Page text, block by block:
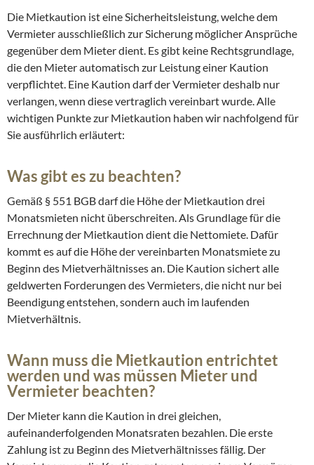
Die Mietkaution ist eine Sicherheitsleistung, welche dem
Vermieter ausschließlich zur Sicherung möglicher Ansprüche
gegenüber dem Mieter dient. Es gibt keine Rechtsgrundlage,
die den Mieter automatisch zur Leistung einer Kaution
verpflichtet. Eine Kaution darf der Vermieter deshalb nur
verlangen, wenn diese vertraglich vereinbart wurde. Alle
wichtigen Punkte zur Mietkaution haben wir nachfolgend für
Sie ausführlich erläutert:
Was gibt es zu beachten?
Gemäß § 551 BGB darf die Höhe der Mietkaution drei
Monatsmieten nicht überschreiten. Als Grundlage für die
Errechnung der Mietkaution dient die Nettomiete. Dafür
kommt es auf die Höhe der vereinbarten Monatsmiete zu
Beginn des Mietverhältnisses an. Die Kaution sichert alle
geldwerten Forderungen des Vermieters, die nicht nur bei
Beendigung entstehen, sondern auch im laufenden
Mietverhältnis.
Wann muss die Mietkaution entrichtet
werden und was müssen Mieter und
Vermieter beachten?
Der Mieter kann die Kaution in drei gleichen,
aufeinanderfolgenden Monatsraten bezahlen. Die erste
Zahlung ist zu Beginn des Mietverhältnisses fällig. Der